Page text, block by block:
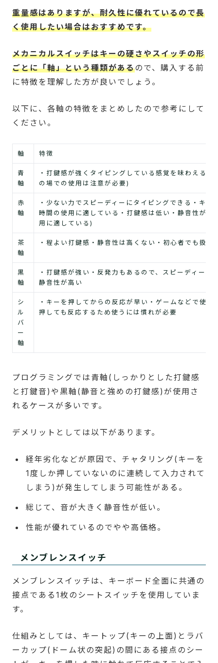
重量感はありますが、耐久性に優れているので長
く使用したい場合はおすすめです。
メカニカルスイッチはキーの硬さやスイッチの形
ごとに「軸」という種類があるので、購入する前
に特徴を理解した方が良いでしょう。
以下に、各軸の特徴をまとめしたので参考にして
ください。
軸 特徴
青
軸
・打鍵感が強くタイピングしている感覚を味わえる・
の場での使用は注意が必要)
赤
軸
・少ない力でスピーディーにタイピングできる・キー
時間の使用に適している・打鍵感は低い・静音性が高
用に適している)
茶
軸
・程よい打鍵感・静音性は高くない・初心者でも扱い
黒
軸
・打鍵感が強い・反発力もあるので、スピーディーに
静音性が高い
シ
ル
バ
ー
軸
・キーを押してからの反応が早い・ゲームなどで使用
押しても反応するため使うには慣れが必要
プログラミングでは青軸(しっかりとした打鍵感
と打鍵音)や黒軸(静音と強めの打鍵感)が使用さ
れるケースが多いです。
デメリットとしては以下があります。
経年劣化などが原因で、チャタリング(キーを
1度しか押していないのに連続して入力されて
しまう)が発生してしまう可能性がある。
総じて、音が大きく静音性が低い。
性能が優れているのでやや高価格。
メンブレンスイッチ
メンブレンスイッチは、キーボード全面に共通の
接点である1枚のシートスイッチを使用していま
す。
仕組みとしては、キートップ(キーの上面)とラバ
ーカップ(ドーム状の突起)の間にある接点のシー